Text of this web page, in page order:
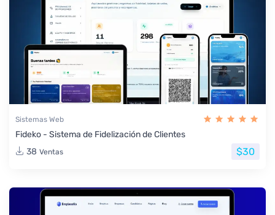
Sistemas Web
Fideko - Sistema de Fidelización de Clientes
38 Ventas $30